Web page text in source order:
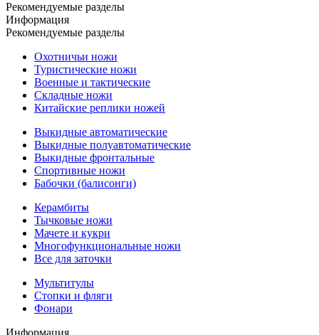
Рекомендуемые разделы
Информация
Рекомендуемые разделы
Охотничьи ножи
Туристические ножи
Военные и тактические
Складные ножи
Китайские реплики ножей
Выкидные автоматические
Выкидные полуавтоматические
Выкидные фронтальные
Спортивные ножи
Бабочки (балисонги)
Керамбиты
Тычковые ножи
Мачете и кукри
Многофункциональные ножи
Все для заточки
Мультитулы
Стопки и фляги
Фонари